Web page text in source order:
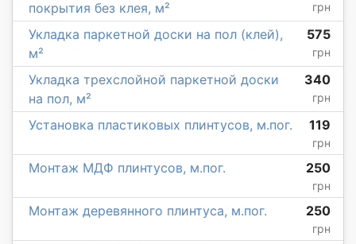
покрытия без клея, м²
грн
Укладка паркетной доски на пол (клей),
м²
575
грн
Укладка трехслойной паркетной доски
на пол, м²
340
грн
Установка пластиковых плинтусов, м.пог. 119
грн
Монтаж МДФ плинтусов, м.пог. 250
грн
Монтаж деревянного плинтуса, м.пог. 250
грн